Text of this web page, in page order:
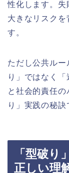
性化します。失
大きなリスクを
す。
ただし公共ルー
り」ではなく
と社会的責任
り」実践の秘訣
「型破り
正しい理